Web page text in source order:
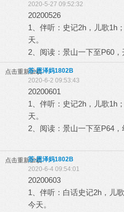
2020-5-27 09:52:32
20200526
1、伴听：史记2h，儿歌1h
天。
2、阅读：景山一下至P60，
点击重新加载苏-恩泽妈1802B
2020-6-2 09:53:43
20200601
1、伴听：史记2h，儿歌1h
天。
2、阅读：景山一下至P64，
点击重新加载苏-恩泽妈1802B
2020-6-4 09:54:01
20200603
1、伴听：白话史记2h，儿
今天。